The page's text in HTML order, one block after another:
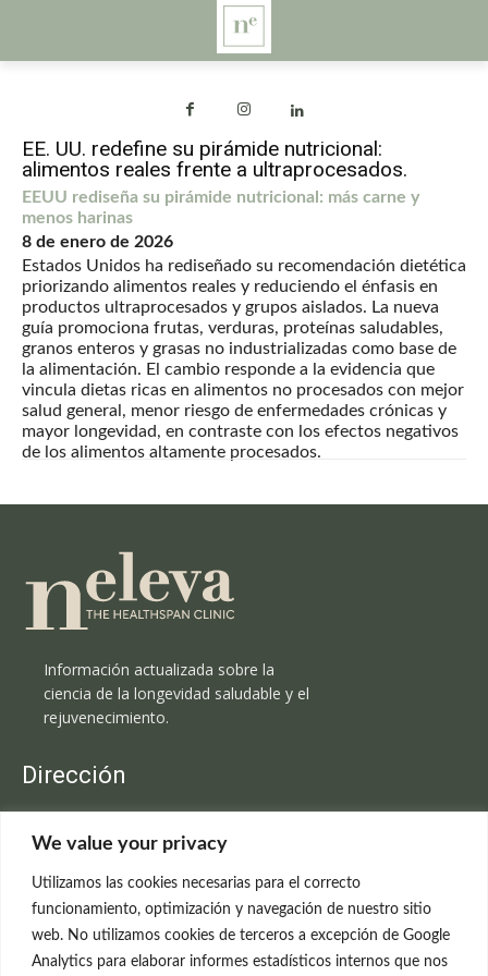
We value your privacy
Utilizamos las cookies necesarias para el correcto
funcionamiento, optimización y navegación de nuestro sitio
web. No utilizamos cookies de terceros a excepción de Google
Analytics para elaborar informes estadísticos internos que nos
EE. UU. redefine su pirámide nutricional:
alimentos reales frente a ultraprocesados.
EEUU rediseña su pirámide nutricional: más carne y
menos harinas
8 de enero de 2026
Estados Unidos ha rediseñado su recomendación dietética
priorizando alimentos reales y reduciendo el énfasis en
productos ultraprocesados y grupos aislados. La nueva
guía promociona frutas, verduras, proteínas saludables,
granos enteros y grasas no industrializadas como base de
la alimentación. El cambio responde a la evidencia que
vincula dietas ricas en alimentos no procesados con mejor
salud general, menor riesgo de enfermedades crónicas y
mayor longevidad, en contraste con los efectos negativos
de los alimentos altamente procesados.
Información actualizada sobre la
ciencia de la longevidad saludable y el
rejuvenecimiento.
Dirección
C/Claudio Coello, 19 - 1º
699 595 619
rejuvenecimiento@clinicaneleva.com